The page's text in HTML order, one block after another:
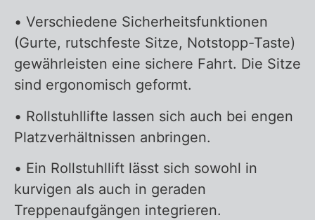
• Verschiedene Sicherheitsfunktionen
(Gurte, rutschfeste Sitze, Notstopp-Taste)
gewährleisten eine sichere Fahrt. Die Sitze
sind ergonomisch geformt.
• Rollstuhllifte lassen sich auch bei engen
Platzverhältnissen anbringen.
• Ein Rollstuhllift lässt sich sowohl in
kurvigen als auch in geraden
Treppenaufgängen integrieren.